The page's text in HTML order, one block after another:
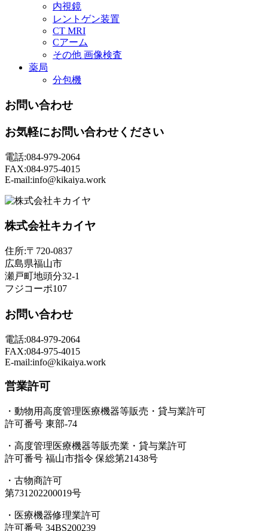
内視鏡
レントゲン装置
CT MRI
Cアーム
その他 画像検査
薬局
分包機
お問い合わせ
お気軽にお問い合わせください
電話:084-979-2064
FAX:084-975-4015
E-mail:info@kikaiya.work
株式会社キカイヤ
住所:〒720-0837
広島県福山市
瀬戸町地頭分32-1
フジコーポ107
お問い合わせ
電話:084-979-2064
FAX:084-975-4015
E-mail:info@kikaiya.work
営業許可
・動物用高度管理医療機器等販売・貸与業許可
許可番号 東部-74
・高度管理医療機器等販売業・貸与業許可
許可番号 福山市指令 保総第21438号
・古物商許可
第731202200019号
・医療機器修理業許可
許可番号 34BS200239